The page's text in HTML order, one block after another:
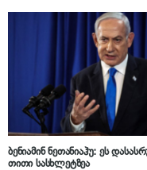
ბენიამინ ნეთანიაჰუ: ეს
თითი სასხლეტზეა